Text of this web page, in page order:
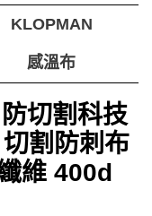
KLOPMAN
感溫布
切割科技
割防刺布
維 400d